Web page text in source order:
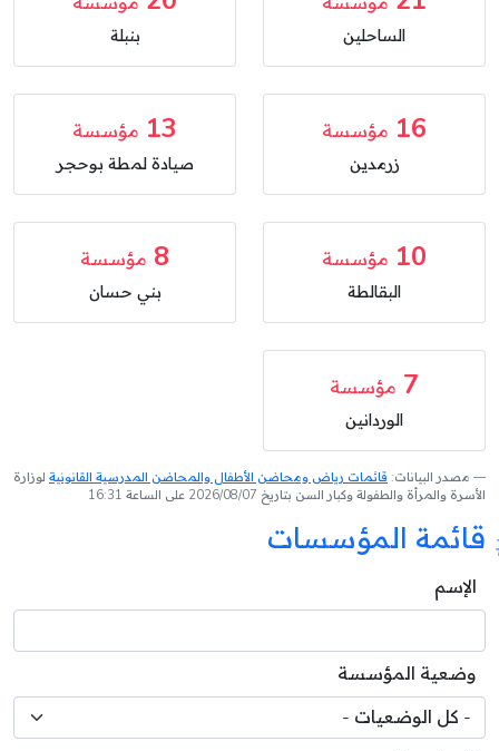
الساحلين بنبلة
16 مؤسسة
زرمدين
13 مؤسسة
صيادة لمطة بوحجر
10 مؤسسة
البقالطة
8 مؤسسة
بني حسان
7 مؤسسة
الوردانين
مصدر البيانات: قائمات رياض ومحاضن الأطفال والمحاضن المدرسية القانونية لوزارة
الأسرة والمرأة والطفولة وكبار السن بتاريخ 2026/08/07 على الساعة 16:31
قائمة المؤسسات
الإسم
وضعية المؤسسة